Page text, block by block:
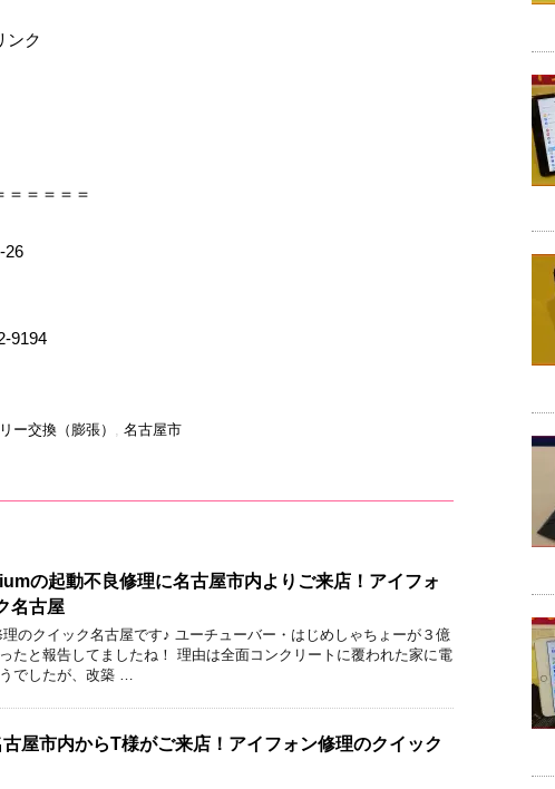
ンク
＝＝＝＝＝
26
9194
ー交換（膨張） , 名古屋市
の起動不良修理に名古屋市内よりご来店！アイフォ
名古屋
のクイック名古屋です♪ ユーチューバー・はじめしゃちょーが３億
たと報告してましたね！ 理由は全面コンクリートに覆われた家に電
でしたが、改築 …
屋市内からT様がご来店！アイフォン修理のクイック